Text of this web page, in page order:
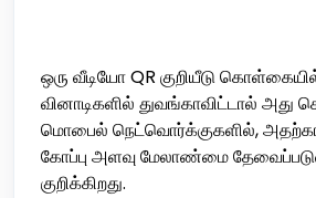
ஒரு வீடியோ QR குறியீடு
வினாடிகளில் துவங்காவிட்டால் அது
மொபைல் நெட்வொர்க்குகளில்,
கோப்பு அளவு மேலாண்மை
குறிக்கிறது.